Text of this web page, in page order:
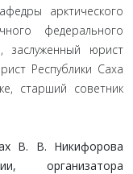
арктического
федерального
юрист
Республики Саха
старший советник
В. В. Никифорова
организатора